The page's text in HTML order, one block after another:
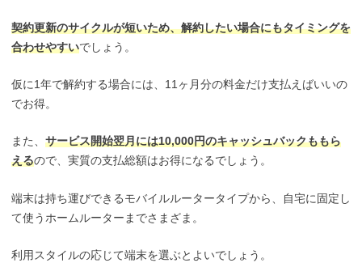
契約更新のサイクルが短いため、解約したい場合にもタイミングを
合わせやすいでしょう。
仮に1年で解約する場合には、11ヶ月分の料金だけ支払えばいいの
でお得。
また、 サービス開始翌月には10,000円のキャッシュバックももら
えるので、実質の支払総額はお得になるでしょう。
端末は持ち運びできるモバイルルータータイプから、自宅に固定し
て使うホームルーターまでさまざま。
利用スタイルの応じて端末を選ぶとよいでしょう。